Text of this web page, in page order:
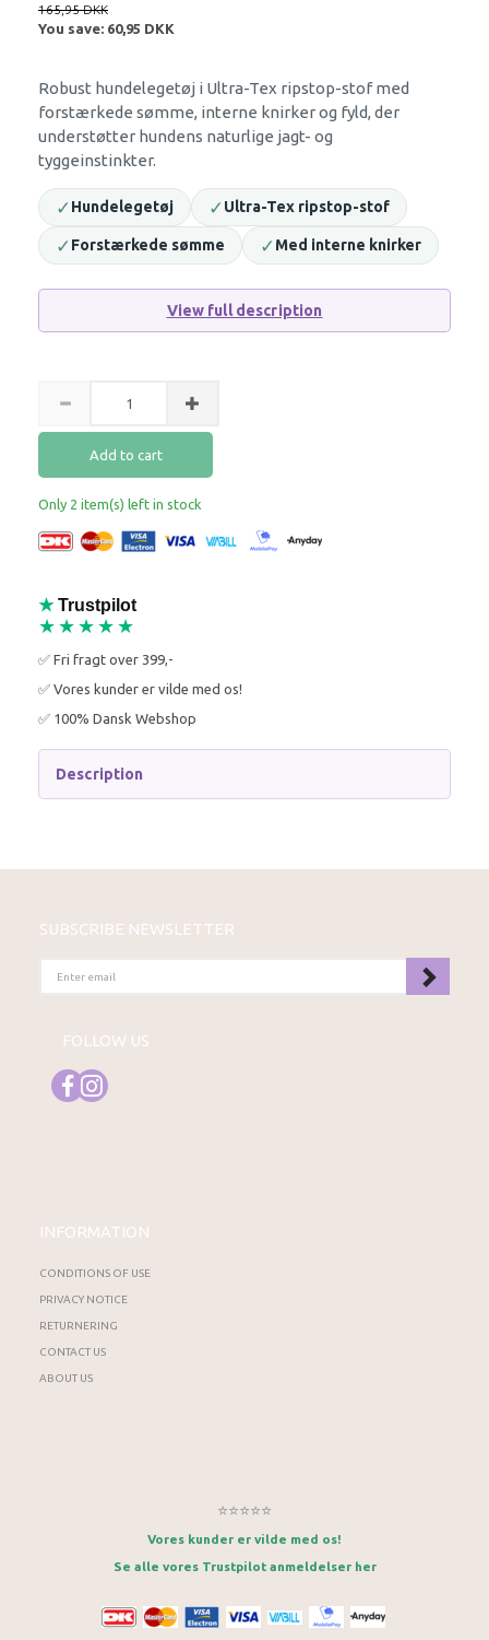
165,95 DKK
You save: 60,95 DKK
Robust hundelegetøj i Ultra-Tex ripstop-stof med
forstærkede sømme, interne knirker og fyld, der
understøtter hundens naturlige jagt- og
tyggeinstinkter.
✓Hundelegetøj ✓Ultra-Tex ripstop-stof
✓Forstærkede sømme ✓Med interne knirker
View full description
Add to cart
Only 2 item(s) left in stock
★ Trustpilot
★★★★★
✅ Fri fragt over 399,-
✅ Vores kunder er vilde med os!
✅ 100% Dansk Webshop
Description
SUBSCRIBE NEWSLETTER
EMAIL
FOLLOW US
INFORMATION
CONDITIONS OF USE
PRIVACY NOTICE
RETURNERING
CONTACT US
ABOUT US
⭐⭐⭐⭐⭐
Vores kunder er vilde med os!
Se alle vores Trustpilot anmeldelser her